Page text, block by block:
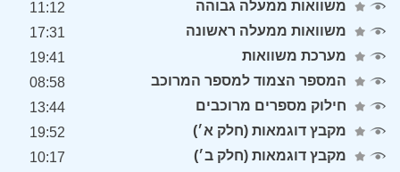
משוואות ממעלה גבוהה
11:12
משוואות ממעלה ראשונה
17:31
מערכת משוואות
19:41
המספר הצמוד למספר המרוכב
08:58
חילוק מספרים מרוכבים
13:44
מקבץ דוגמאות (חלק א׳)
19:52
מקבץ דוגמאות (חלק ב׳)
10:17